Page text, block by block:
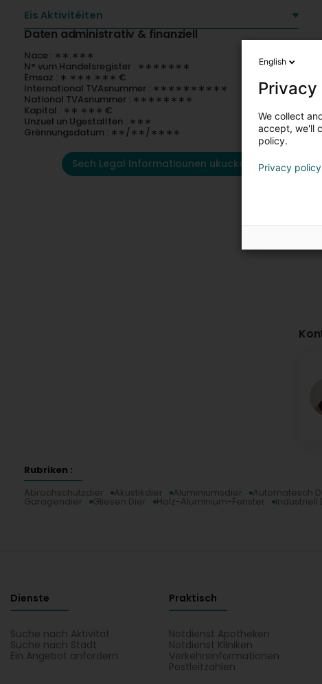
Eis Aktivitéiten
Daten administrativ & finanziell
Nace : ∗∗.∗∗∗
N° vum Handelsregister : ∗∗∗∗∗∗∗
Ëmsaz : ∗ ∗∗∗ ∗∗∗ €
International TVAsnummer : ∗∗∗∗∗∗∗∗∗∗
National TVAsnummer : ∗∗∗∗∗∗∗∗
Kapital : ∗∗ ∗∗∗ €
Unzuel un Ugestallten : ∗∗∗
Grënnungsdatum : ∗∗/∗∗/∗∗∗∗
Sech Legal Informatiounen ukucken
Rubriken :
Abrochschutzdier
Akustikdier Aluminiumsdier Automatesch
Garagendier Gliesen Dier Holz-Aluminium-Fenster Industriell
Dienste
Suche nach Aktivität
Suche nach Stadt
Ein Angebot anfordern
Praktisch
Notdienst Apotheken
Notdienst Kliniken
Verkehrsinformationen
Postleitzahlen
English
Privacy
We collect
accept, we'll
policy.
Privacy policy